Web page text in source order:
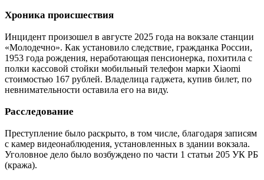
Хроника происшествия
Инцидент произошел в августе 2025 года на вокзале станции
«Молодечно». Как установило следствие, гражданка России,
1953 года рождения, неработающая пенсионерка, похитила с
полки кассовой стойки мобильный телефон марки Xiaomi
стоимостью 167 рублей. Владелица гаджета, купив билет, по
невнимательности оставила его на виду.
Расследование
Преступление было раскрыто, в том числе, благодаря записям
с камер видеонаблюдения, установленных в здании вокзала.
Уголовное дело было возбуждено по части 1 статьи 205 УК РБ
(кража).